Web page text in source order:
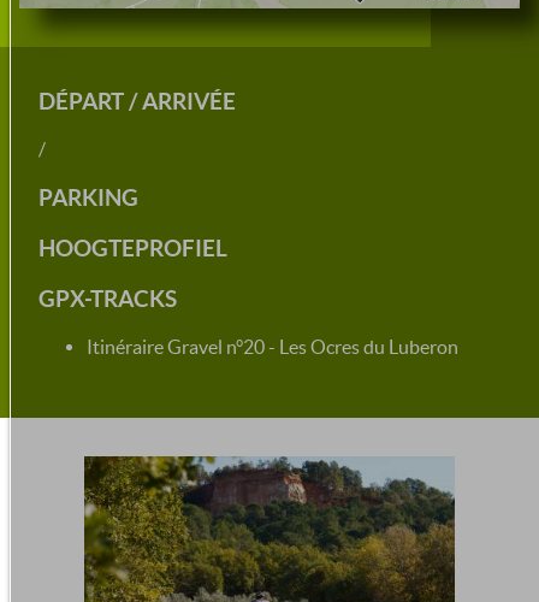
DÉPART / ARRIVÉE
/
PARKING
HOOGTEPROFIEL
GPX-TRACKS
Itinéraire Gravel n°20 - Les Ocres du Luberon